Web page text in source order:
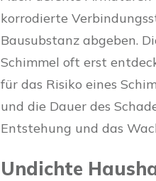
korrodierte
Bausubstanz abgeben.
Schimmel oft erst
für das Risiko eines
und die Dauer des
Entstehung und das
Undichte